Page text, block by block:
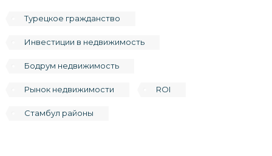
Турецкое гражданство
Инвестиции в недвижимость
Бодрум недвижимость
Рынок недвижимости ROI
Стамбул районы